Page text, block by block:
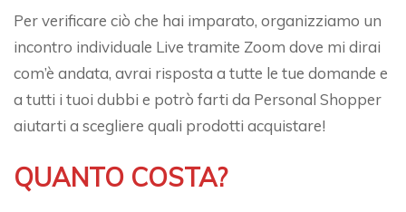
Per verificare ciò che hai imparato, organizziamo un
incontro individuale Live tramite Zoom dove mi dirai
com’è andata, avrai risposta a tutte le tue domande e
a tutti i tuoi dubbi e potrò farti da Personal Shopper
aiutarti a scegliere quali prodotti acquistare!
QUANTO COSTA?